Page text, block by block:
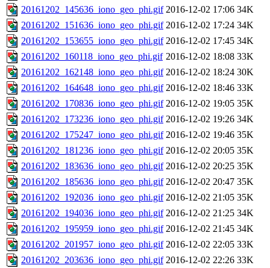
20161202_145636_iono_geo_phi.gif 2016-12-02 17:06 34K
20161202_151636_iono_geo_phi.gif 2016-12-02 17:24 34K
20161202_153655_iono_geo_phi.gif 2016-12-02 17:45 34K
20161202_160118_iono_geo_phi.gif 2016-12-02 18:08 33K
20161202_162148_iono_geo_phi.gif 2016-12-02 18:24 30K
20161202_164648_iono_geo_phi.gif 2016-12-02 18:46 33K
20161202_170836_iono_geo_phi.gif 2016-12-02 19:05 35K
20161202_173236_iono_geo_phi.gif 2016-12-02 19:26 34K
20161202_175247_iono_geo_phi.gif 2016-12-02 19:46 35K
20161202_181236_iono_geo_phi.gif 2016-12-02 20:05 35K
20161202_183636_iono_geo_phi.gif 2016-12-02 20:25 35K
20161202_185636_iono_geo_phi.gif 2016-12-02 20:47 35K
20161202_192036_iono_geo_phi.gif 2016-12-02 21:05 35K
20161202_194036_iono_geo_phi.gif 2016-12-02 21:25 34K
20161202_195959_iono_geo_phi.gif 2016-12-02 21:45 34K
20161202_201957_iono_geo_phi.gif 2016-12-02 22:05 33K
20161202_203636_iono_geo_phi.gif 2016-12-02 22:26 33K